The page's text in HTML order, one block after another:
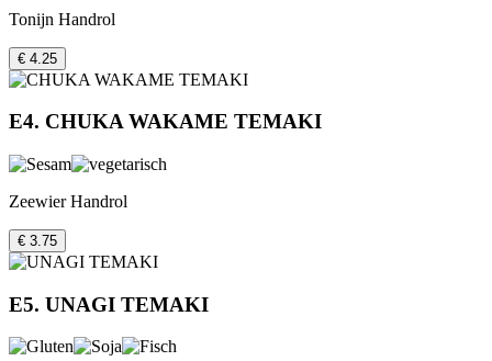
Tonijn Handrol
€ 4.25
E4. CHUKA WAKAME TEMAKI
Zeewier Handrol
€ 3.75
E5. UNAGI TEMAKI